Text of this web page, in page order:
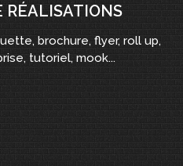
RÉALISATIONS
brochure, flyer, roll up,
tutoriel, mook...